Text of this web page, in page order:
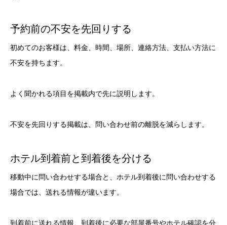
予約前の不安を先回りする
初めてのお客様は、料金、時間、場所、連絡方法、支払い方法に
不安を持ちます。
よく聞かれる項目を掲載内で先に説明します。
不安を先回りする掲載は、問い合わせ前の離脱を減らします。
ホテル到着前と到着後を分ける
移動中に問い合わせする場合と、ホテル到着後に問い合わせする
場合では、送れる情報が違います。
到着前に送れる情報、到着後に必要な部屋番号やホテル確認を分